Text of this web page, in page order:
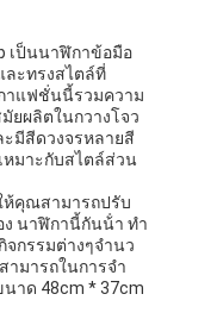
เป็นนาฬิกาข้อมือ
ะทรงสไตล์ที่
าแฟชั่นนี้รวมความ
ยผลิตในกวางโจว
มีสีดวงจรหลายสี
หมาะกับสไตล์ส่วน
ห้คุณสามารถปรับ
นาฬิกานี้กันน้ํา ทํา
กรรมต่างๆจํานว
มารถในการจํา
าด 48cm * 37cm